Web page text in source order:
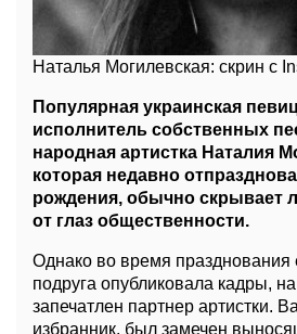
Наталья Могилевская: скрин с
Популярная украинская
исполнитель собственных
народная артистка Наталия
которая недавно
рождения, обычно скрывает
от глаз общественности.
Однако во время празднования
подруга опубликовала кадры,
запечатлен партнер артистки.
избранник, был замечен